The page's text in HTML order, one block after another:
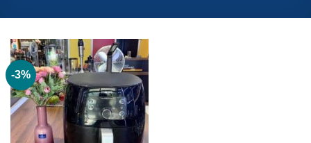
-3%